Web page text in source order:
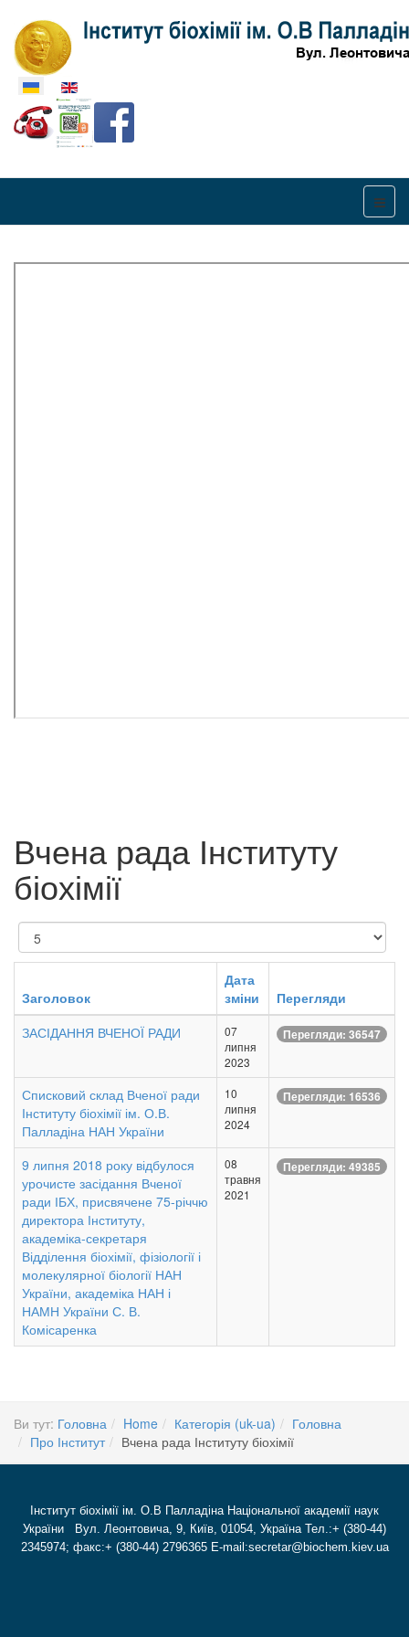
Оберіть свою мову
Вчена рада Інституту
біохімії
Показувати
Заголовок
Дата
зміни
Перегляди
ЗАСІДАННЯ ВЧЕНОЇ РАДИ
07
липня
2023
Перегляди: 36547
Списковий склад Вченої ради
Інституту біохімії ім. О.В.
Палладіна НАН України
10
липня
2024
Перегляди: 16536
9 липня 2018 року відбулося
урочисте засідання Вченої
ради ІБХ, присвячене 75-річчю
директора Інституту,
академіка-секретаря
Відділення біохімії, фізіології і
молекулярної біології НАН
України, академіка НАН і
НАМН України С. В.
Комісаренка
08
травня
2021
Перегляди: 49385
Ви тут: Головна Home Категорія (uk-ua)
Головна
Про Інститут
Вчена рада Інституту біохімії
Інститут біохімії ім. О.В Палладіна Національної академії наук
України Вул. Леонтовича, 9, Київ, 01054, Україна Тел.:+ (380-44)
2345974; факс:+ (380-44) 2796365 E-mail:secretar@biochem.kiev.ua